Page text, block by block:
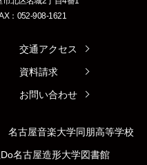
：052-908-1621
交通アクセス
資料請求
お問い合わせ
名古屋音楽大学同朋高等学校
名古屋造形大学図書館